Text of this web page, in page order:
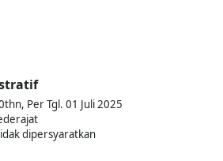
Per Tgl. 01 Juli 2025
dipersyaratkan